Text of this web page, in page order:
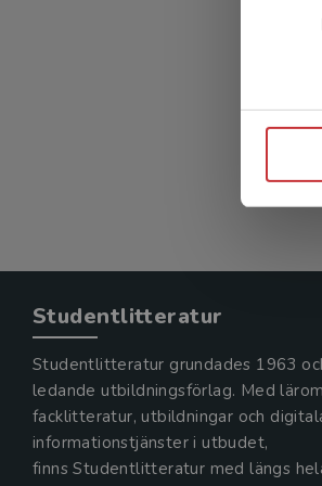
Studentlitteratur
Studentlitteratur grundades 1963
ledande utbildningsförlag. Med
facklitteratur, utbildningar och
informationstjänster i utbudet,
finns Studentlitteratur med längs